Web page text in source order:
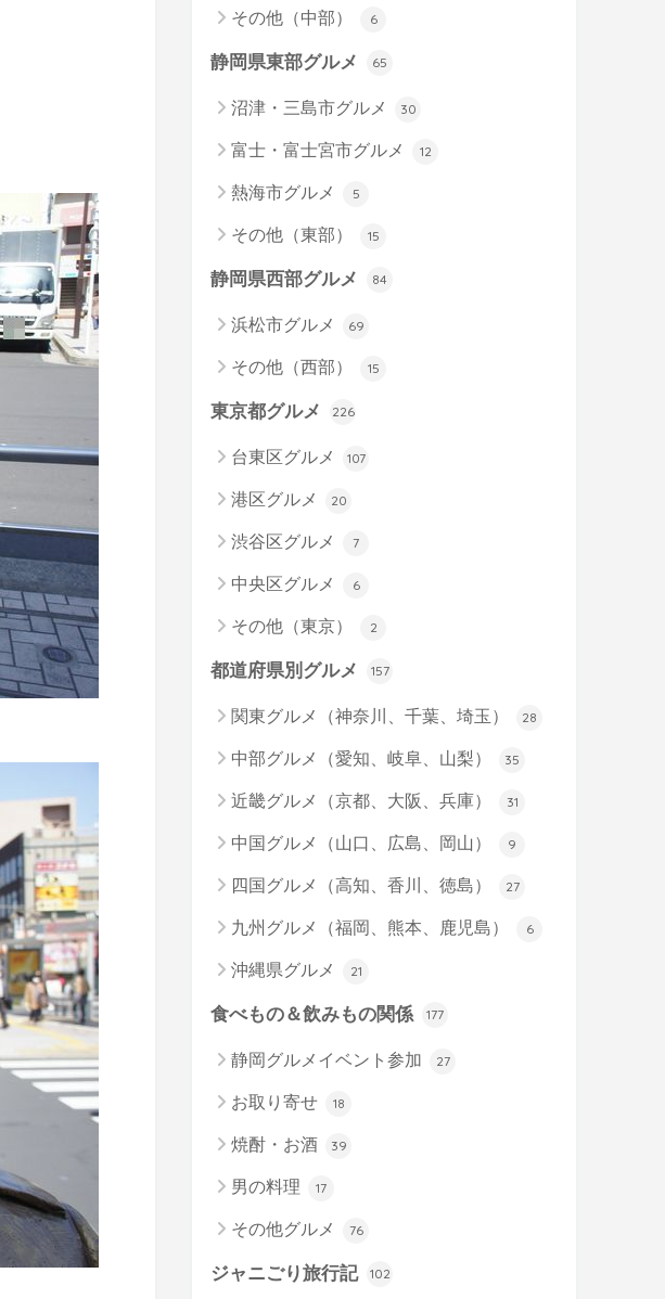
その他（中部） 6
静岡県東部グルメ 65
沼津・三島市グルメ 30
富士・富士宮市グルメ 12
熱海市グルメ 5
その他（東部） 15
静岡県西部グルメ 84
浜松市グルメ 69
その他（西部） 15
東京都グルメ 226
台東区グルメ 107
港区グルメ 20
渋谷区グルメ 7
中央区グルメ 6
その他（東京） 2
都道府県別グルメ 157
関東グルメ（神奈川、千葉、埼玉） 28
中部グルメ（愛知、岐阜、山梨） 35
近畿グルメ（京都、大阪、兵庫） 31
中国グルメ（山口、広島、岡山） 9
四国グルメ（高知、香川、徳島） 27
九州グルメ（福岡、熊本、鹿児島） 6
沖縄県グルメ 21
食べもの＆飲みもの関係 177
静岡グルメイベント参加 27
お取り寄せ 18
焼酎・お酒 39
男の料理 17
その他グルメ 76
ジャニごり旅行記 102